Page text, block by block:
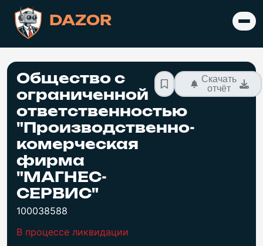
DAZOR
Общество с
ограниченной
ответственностью
"Производственно-
комерческая
фирма
"МАГНЕС-
СЕРВИС"
100038588
Скачать
отчёт
В процессе ликвидации